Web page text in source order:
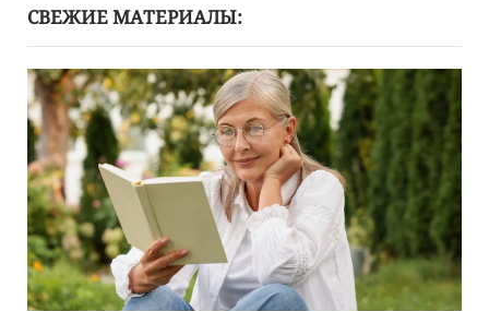
СВЕЖИЕ МАТЕРИАЛЫ: